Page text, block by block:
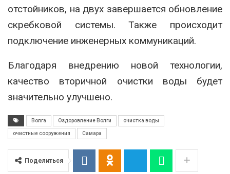
отстойников, на двух завершается обновление
скребковой системы. Также происходит
подключение инженерных коммуникаций.
Благодаря внедрению новой технологии,
качество вторичной очистки воды будет
значительно улучшено.
Волга Оздоровление Волги очистка воды
очистные сооружения Самара
Поделиться